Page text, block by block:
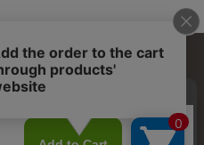
社概要 プライバシーポリシー